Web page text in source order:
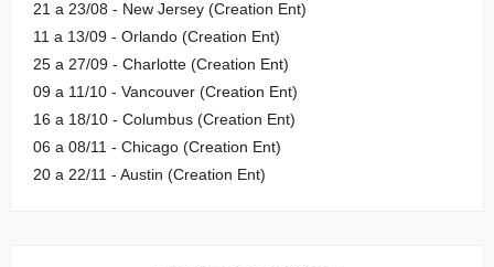
21 a 23/08 - New Jersey (Creation Ent)
11 a 13/09 - Orlando (Creation Ent)
25 a 27/09 - Charlotte (Creation Ent)
09 a 11/10 - Vancouver (Creation Ent)
16 a 18/10 - Columbus (Creation Ent)
06 a 08/11 - Chicago (Creation Ent)
20 a 22/11 - Austin (Creation Ent)